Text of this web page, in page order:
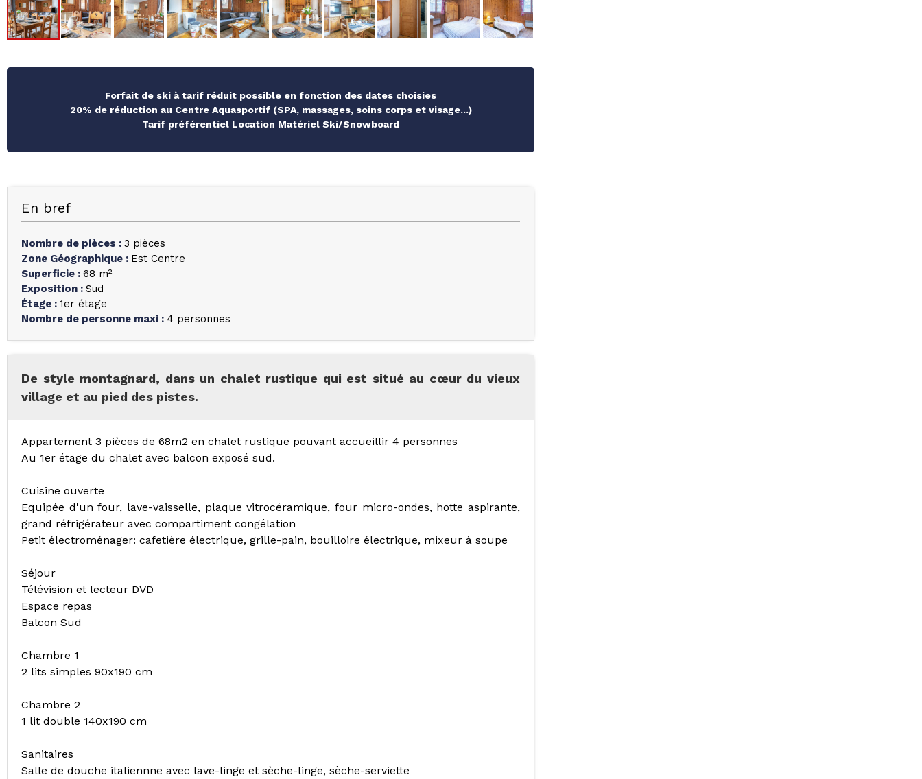
Forfait de ski à tarif réduit possible en fonction des dates choisies
20% de réduction au Centre Aquasportif (SPA, massages, soins corps et visage...)
Tarif préférentiel Location Matériel Ski/Snowboard
En bref
Nombre de pièces : 3 pièces
Zone Géographique : Est Centre
Superficie : 68 m²
Exposition : Sud
Étage : 1er étage
Nombre de personne maxi : 4 personnes
De style montagnard, dans un chalet rustique qui est situé au cœur du vieux
village et au pied des pistes.
Appartement 3 pièces de 68m2 en chalet rustique pouvant accueillir 4 personnes
Au 1er étage du chalet avec balcon exposé sud.
Cuisine ouverte
Equipée d'un four, lave-vaisselle, plaque vitrocéramique, four micro-ondes, hotte aspirante,
grand réfrigérateur avec compartiment congélation
Petit électroménager: cafetière électrique, grille-pain, bouilloire électrique, mixeur à soupe
Séjour
Télévision et lecteur DVD
Espace repas
Balcon Sud
Chambre 1
2 lits simples 90x190 cm
Chambre 2
1 lit double 140x190 cm
Sanitaires
Salle de douche italiennne avec lave-linge et sèche-linge, sèche-serviette